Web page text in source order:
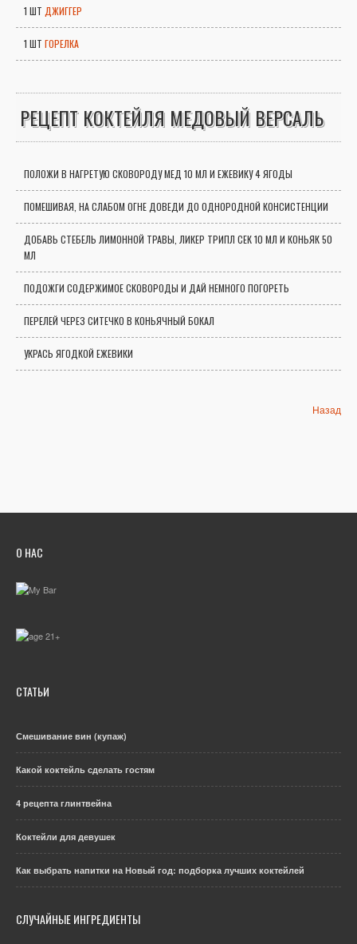
1 ШТ ДЖИГГЕР
1 ШТ ГОРЕЛКА
РЕЦЕПТ КОКТЕЙЛЯ МЕДОВЫЙ ВЕРСАЛЬ
ПОЛОЖИ В НАГРЕТУЮ СКОВОРОДУ МЕД 10 МЛ И ЕЖЕВИКУ 4 ЯГОДЫ
ПОМЕШИВАЯ, НА СЛАБОМ ОГНЕ ДОВЕДИ ДО ОДНОРОДНОЙ КОНСИСТЕНЦИИ
ДОБАВЬ СТЕБЕЛЬ ЛИМОННОЙ ТРАВЫ, ЛИКЕР ТРИПЛ СЕК 10 МЛ И КОНЬЯК 50
МЛ
ПОДОЖГИ СОДЕРЖИМОЕ СКОВОРОДЫ И ДАЙ НЕМНОГО ПОГОРЕТЬ
ПЕРЕЛЕЙ ЧЕРЕЗ СИТЕЧКО В КОНЬЯЧНЫЙ БОКАЛ
УКРАСЬ ЯГОДКОЙ ЕЖЕВИКИ
Назад
О НАС
СТАТЬИ
Смешивание вин (купаж)
Какой коктейль сделать гостям
4 рецепта глинтвейна
Коктейли для девушек
Как выбрать напитки на Новый год: подборка лучших коктейлей
СЛУЧАЙНЫЕ ИНГРЕДИЕНТЫ